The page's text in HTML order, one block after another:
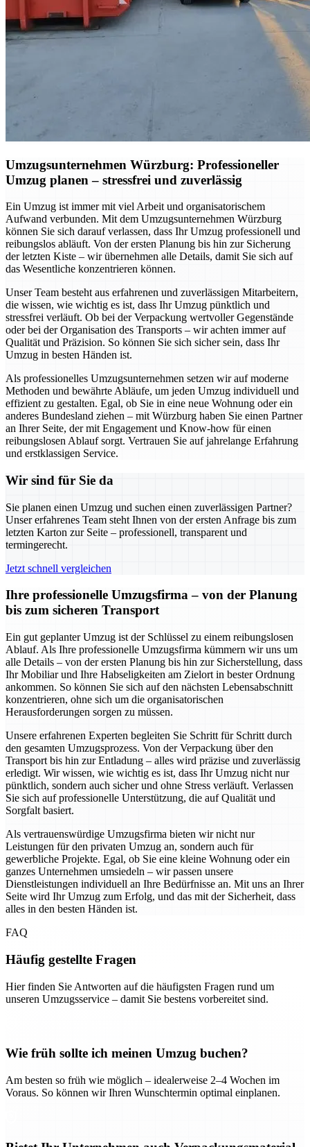
Umzugsunternehmen Würzburg: Professioneller
Umzug planen – stressfrei und zuverlässig
Ein Umzug ist immer mit viel Arbeit und organisatorischem
Aufwand verbunden. Mit dem Umzugsunternehmen Würzburg
können Sie sich darauf verlassen, dass Ihr Umzug professionell und
reibungslos abläuft. Von der ersten Planung bis hin zur Sicherung
der letzten Kiste – wir übernehmen alle Details, damit Sie sich auf
das Wesentliche konzentrieren können.
Unser Team besteht aus erfahrenen und zuverlässigen Mitarbeitern,
die wissen, wie wichtig es ist, dass Ihr Umzug pünktlich und
stressfrei verläuft. Ob bei der Verpackung wertvoller Gegenstände
oder bei der Organisation des Transports – wir achten immer auf
Qualität und Präzision. So können Sie sich sicher sein, dass Ihr
Umzug in besten Händen ist.
Als professionelles Umzugsunternehmen setzen wir auf moderne
Methoden und bewährte Abläufe, um jeden Umzug individuell und
effizient zu gestalten. Egal, ob Sie in eine neue Wohnung oder ein
anderes Bundesland ziehen – mit Würzburg haben Sie einen Partner
an Ihrer Seite, der mit Engagement und Know-how für einen
reibungslosen Ablauf sorgt. Vertrauen Sie auf jahrelange Erfahrung
und erstklassigen Service.
Wir sind für Sie da
Sie planen einen Umzug und suchen einen zuverlässigen Partner?
Unser erfahrenes Team steht Ihnen von der ersten Anfrage bis zum
letzten Karton zur Seite – professionell, transparent und
termingerecht.
Jetzt schnell vergleichen
Ihre professionelle Umzugsfirma – von der Planung
bis zum sicheren Transport
Ein gut geplanter Umzug ist der Schlüssel zu einem reibungslosen
Ablauf. Als Ihre professionelle Umzugsfirma kümmern wir uns um
alle Details – von der ersten Planung bis hin zur Sicherstellung, dass
Ihr Mobiliar und Ihre Habseligkeiten am Zielort in bester Ordnung
ankommen. So können Sie sich auf den nächsten Lebensabschnitt
konzentrieren, ohne sich um die organisatorischen
Herausforderungen sorgen zu müssen.
Unsere erfahrenen Experten begleiten Sie Schritt für Schritt durch
den gesamten Umzugsprozess. Von der Verpackung über den
Transport bis hin zur Entladung – alles wird präzise und zuverlässig
erledigt. Wir wissen, wie wichtig es ist, dass Ihr Umzug nicht nur
pünktlich, sondern auch sicher und ohne Stress verläuft. Verlassen
Sie sich auf professionelle Unterstützung, die auf Qualität und
Sorgfalt basiert.
Als vertrauenswürdige Umzugsfirma bieten wir nicht nur
Leistungen für den privaten Umzug an, sondern auch für
gewerbliche Projekte. Egal, ob Sie eine kleine Wohnung oder ein
ganzes Unternehmen umsiedeln – wir passen unsere
Dienstleistungen individuell an Ihre Bedürfnisse an. Mit uns an Ihrer
Seite wird Ihr Umzug zum Erfolg, und das mit der Sicherheit, dass
alles in den besten Händen ist.
FAQ
Häufig gestellte Fragen
Hier finden Sie Antworten auf die häufigsten Fragen rund um
unseren Umzugsservice – damit Sie bestens vorbereitet sind.
Wie früh sollte ich meinen Umzug buchen?
Am besten so früh wie möglich – idealerweise 2–4 Wochen im
Voraus. So können wir Ihren Wunschtermin optimal einplanen.